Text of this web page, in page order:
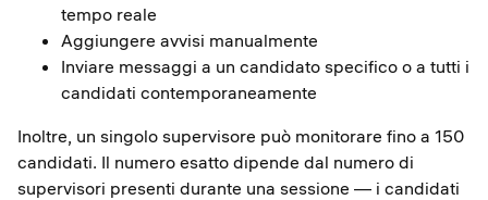
tempo reale
Aggiungere avvisi manualmente
Inviare messaggi a un candidato specifico o a tutti i
candidati contemporaneamente
Inoltre, un singolo supervisore può monitorare fino a 150
candidati. Il numero esatto dipende dal numero di
supervisori presenti durante una sessione — i candidati